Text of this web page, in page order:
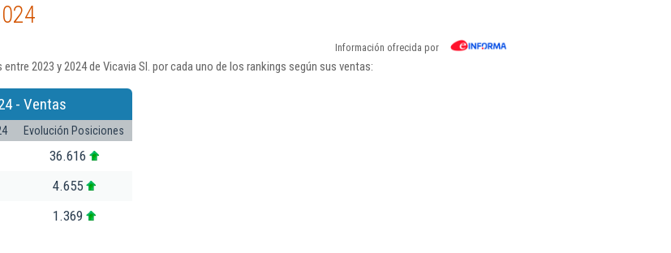
Información ofrecida por
2023 y 2024 de Vicavia Sl. por cada uno de los rankings según sus ventas:
- Ventas
Evolución Posiciones
36.616
4.655
1.369